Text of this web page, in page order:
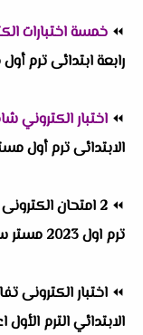
⏪ خمسة اختبارات
رابعة ابتدائى ترم
⏪ اختبار الكتروني
الابتدائى ترم أول
⏪
2 امتحان
ترم اول 2023 مستر سمير الغريب
⏪
الابتدائي الترم